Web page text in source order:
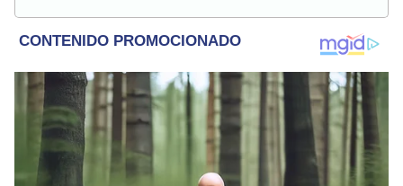
series, películas, la literatura y el Hallyu (K-pop, K-dramas,
comida asiática y de más).